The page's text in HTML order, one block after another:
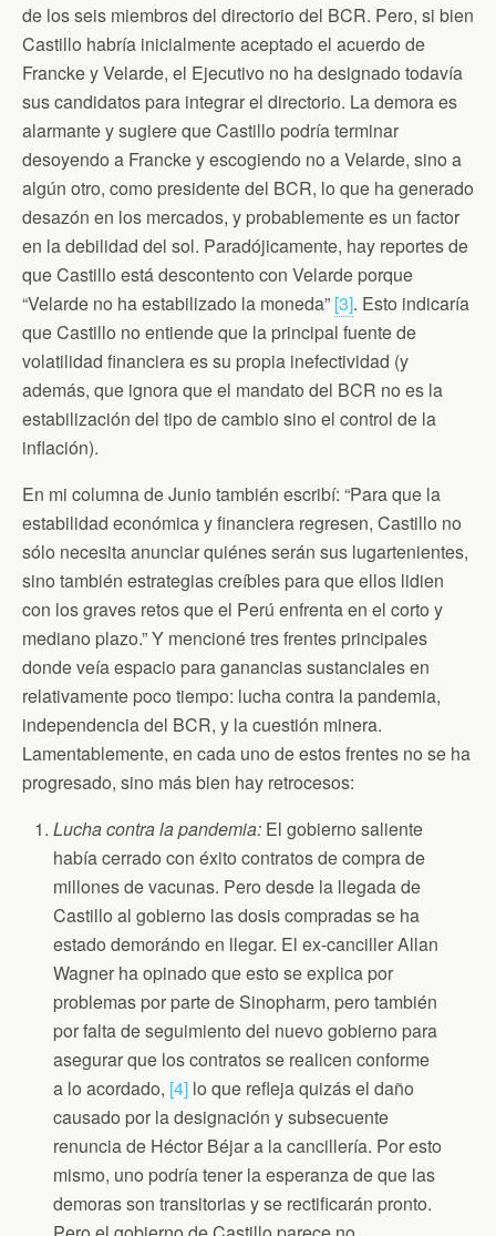
de los seis miembros del directorio del BCR. Pero, si bien
Castillo habría inicialmente aceptado el acuerdo de
Francke y Velarde, el Ejecutivo no ha designado todavía
sus candidatos para integrar el directorio. La demora es
alarmante y sugiere que Castillo podría terminar
desoyendo a Francke y escogiendo no a Velarde, sino a
algún otro, como presidente del BCR, lo que ha generado
desazón en los mercados, y probablemente es un factor
en la debilidad del sol. Paradójicamente, hay reportes de
que Castillo está descontento con Velarde porque
“Velarde no ha estabilizado la moneda” [3]. Esto indicaría
que Castillo no entiende que la principal fuente de
volatilidad financiera es su propia inefectividad (y
además, que ignora que el mandato del BCR no es la
estabilización del tipo de cambio sino el control de la
inflación).
En mi columna de Junio también escribí: “Para que la
estabilidad económica y financiera regresen, Castillo no
sólo necesita anunciar quiénes serán sus lugartenientes,
sino también estrategias creíbles para que ellos lidien
con los graves retos que el Perú enfrenta en el corto y
mediano plazo.” Y mencioné tres frentes principales
donde veía espacio para ganancias sustanciales en
relativamente poco tiempo: lucha contra la pandemia,
independencia del BCR, y la cuestión minera.
Lamentablemente, en cada uno de estos frentes no se ha
progresado, sino más bien hay retrocesos:
Lucha contra la pandemia: El gobierno saliente
había cerrado con éxito contratos de compra de
millones de vacunas. Pero desde la llegada de
Castillo al gobierno las dosis compradas se ha
estado demorándo en llegar. El ex-canciller Allan
Wagner ha opinado que esto se explica por
problemas por parte de Sinopharm, pero también
por falta de seguimiento del nuevo gobierno para
asegurar que los contratos se realicen conforme
a lo acordado, [4] lo que refleja quizás el daño
causado por la designación y subsecuente
renuncia de Héctor Béjar a la cancillería. Por esto
mismo, uno podría tener la esperanza de que las
demoras son transitorias y se rectificarán pronto.